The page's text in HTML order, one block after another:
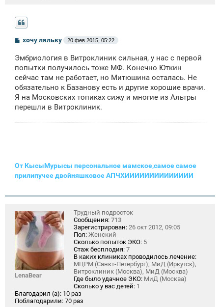
С
б
щ
н
и
хочу ляльку 20 фев 2015, 05:22
Эмбриология в Витроклиник сильная, у нас с первой
попытки получилось тоже МФ. Конечно Юткин
сейчас там не работает, но Митюшина осталась. Не
обязательно к Базанову есть и другие хорошие врачи.
Я на Московских топиках сижу и многие из Альтры
перешли в Витроклиник.
От КысыМурысы персональное мамское,самое самое
прилипучее двойняшковое АПЧХИИИИИИИИИИИИИИ
LenaBear
Трудный подросток
Сообщения: 713
Зарегистрирован: 26 окт 2012, 09:05
Пол: Женский
Сколько попыток ЭКО: 5
Стаж бесплодия: 7
В каких клиниках проводилось лечение:
МЦРМ (Санкт-Петербург), МиД (Иркутск),
Витроклиник (Москва), МиД (Москва)
Где было удачное ЭКО: МиД (Москва)
Сколько у вас детей: 1
Благодарил (а): 10 раз
Поблагодарили: 70 раз